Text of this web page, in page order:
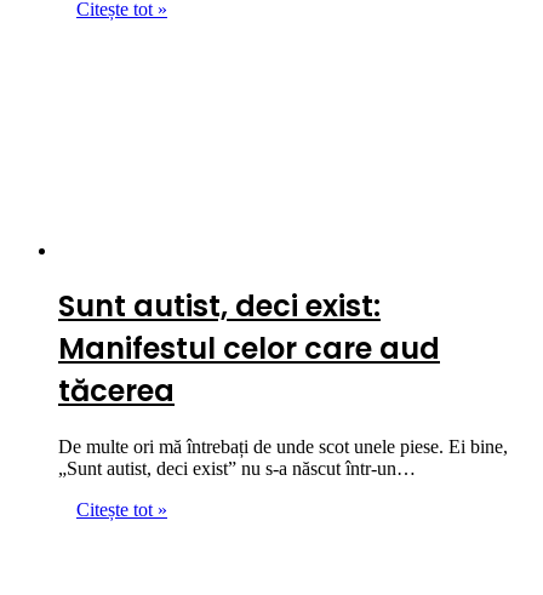
Citește tot »
Sunt autist, deci exist:
Manifestul celor care aud
tăcerea
De multe ori mă întrebați de unde scot unele piese. Ei bine,
„Sunt autist, deci exist” nu s-a născut într-un…
Citește tot »